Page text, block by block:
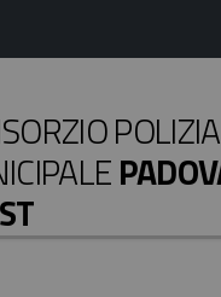
POLIZIA